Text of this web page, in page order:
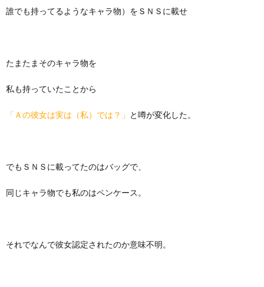
誰でも持ってるようなキャラ物）をＳＮＳに載せ
たまたまそのキャラ物を
私も持っていたことから
「Ａの彼女は実は（私）では？」 と噂が変化した。
でもＳＮＳに載ってたのはバッグで、
同じキャラ物でも私のはペンケース。
それでなんで彼女認定されたのか意味不明。